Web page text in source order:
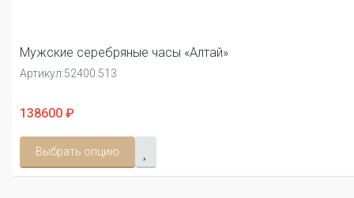
Мужские серебряные часы «Алтай»
Артикул:52400.513
138600 ₽
Выбрать опцию